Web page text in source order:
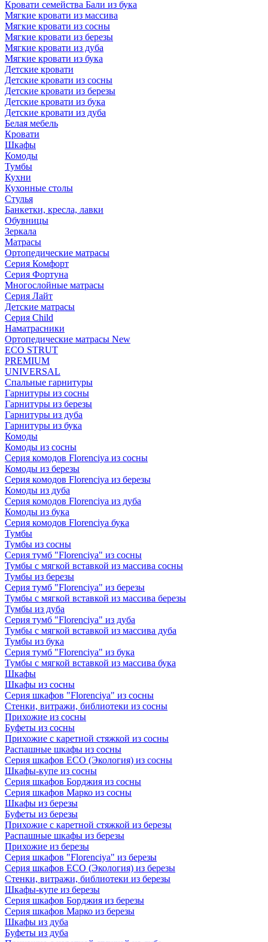
Кровати семейства Бали из бука
Мягкие кровати из массива
Мягкие кровати из сосны
Мягкие кровати из березы
Мягкие кровати из дуба
Мягкие кровати из бука
Детские кровати
Детские кровати из сосны
Детские кровати из березы
Детские кровати из бука
Детские кровати из дуба
Белая мебель
Кровати
Шкафы
Комоды
Тумбы
Кухни
Кухонные столы
Стулья
Банкетки, кресла, лавки
Обувницы
Зеркала
Матрасы
Ортопедические матрасы
Серия Комфорт
Серия Фортуна
Многослойные матрасы
Серия Лайт
Детские матрасы
Серия Child
Наматрасники
Ортопедические матрасы New
ECO STRUT
PREMIUM
UNIVERSAL
Спальные гарнитуры
Гарнитуры из сосны
Гарнитуры из березы
Гарнитуры из дуба
Гарнитуры из бука
Комоды
Комоды из сосны
Серия комодов Florenciya из сосны
Комоды из березы
Серия комодов Florenciya из березы
Комоды из дуба
Серия комодов Florenciya из дуба
Комоды из бука
Серия комодов Florenciya бука
Тумбы
Тумбы из сосны
Серия тумб "Florenciya" из сосны
Тумбы с мягкой вставкой из массива сосны
Тумбы из березы
Серия тумб "Florenciya" из березы
Тумбы с мягкой вставкой из массива березы
Тумбы из дуба
Серия тумб "Florenciya" из дуба
Тумбы с мягкой вставкой из массива дуба
Тумбы из бука
Серия тумб "Florenciya" из бука
Тумбы с мягкой вставкой из массива бука
Шкафы
Шкафы из сосны
Серия шкафов "Florenciya" из сосны
Стенки, витражи, библиотеки из сосны
Прихожие из сосны
Буфеты из сосны
Прихожие с каретной стяжкой из сосны
Распашные шкафы из сосны
Серия шкафов ECO (Экология) из сосны
Шкафы-купе из сосны
Серия шкафов Борджия из сосны
Серия шкафов Марко из сосны
Шкафы из березы
Буфеты из березы
Прихожие с каретной стяжкой из березы
Распашные шкафы из березы
Прихожие из березы
Серия шкафов "Florenciya" из березы
Серия шкафов ECO (Экология) из березы
Стенки, витражи, библиотеки из березы
Шкафы-купе из березы
Серия шкафов Борджия из березы
Серия шкафов Марко из березы
Шкафы из дуба
Буфеты из дуба